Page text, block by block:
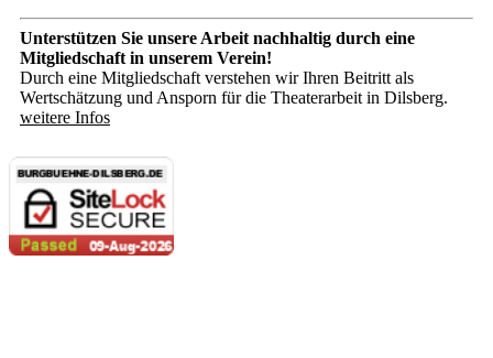
Unterstützen Sie unsere Arbeit nachhaltig durch eine
Mitgliedschaft in unserem Verein!
Durch eine Mitgliedschaft verstehen wir Ihren Beitritt als
Wertschätzung und Ansporn für die Theaterarbeit in Dilsberg.
weitere Infos